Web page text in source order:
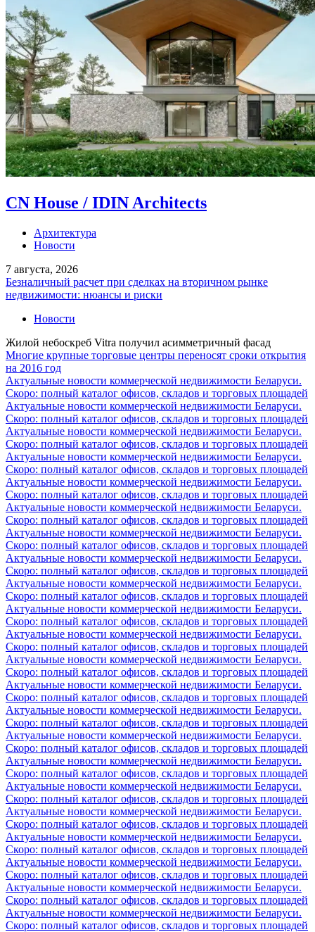
CN House / IDIN Architects
Архитектура
Новости
7 августа, 2026
Безналичный расчет при сделках на вторичном рынке
недвижимости: нюансы и риски
Новости
Жилой небоскреб Vitra получил асимметричный фасад
Многие крупные торговые центры переносят сроки открытия
на 2016 год
Актуальные новости коммерческой недвижимости Беларуси.
Скоро: полный каталог офисов, складов и торговых площадей
Актуальные новости коммерческой недвижимости Беларуси.
Скоро: полный каталог офисов, складов и торговых площадей
Актуальные новости коммерческой недвижимости Беларуси.
Скоро: полный каталог офисов, складов и торговых площадей
Актуальные новости коммерческой недвижимости Беларуси.
Скоро: полный каталог офисов, складов и торговых площадей
Актуальные новости коммерческой недвижимости Беларуси.
Скоро: полный каталог офисов, складов и торговых площадей
Актуальные новости коммерческой недвижимости Беларуси.
Скоро: полный каталог офисов, складов и торговых площадей
Актуальные новости коммерческой недвижимости Беларуси.
Скоро: полный каталог офисов, складов и торговых площадей
Актуальные новости коммерческой недвижимости Беларуси.
Скоро: полный каталог офисов, складов и торговых площадей
Актуальные новости коммерческой недвижимости Беларуси.
Скоро: полный каталог офисов, складов и торговых площадей
Актуальные новости коммерческой недвижимости Беларуси.
Скоро: полный каталог офисов, складов и торговых площадей
Актуальные новости коммерческой недвижимости Беларуси.
Скоро: полный каталог офисов, складов и торговых площадей
Актуальные новости коммерческой недвижимости Беларуси.
Скоро: полный каталог офисов, складов и торговых площадей
Актуальные новости коммерческой недвижимости Беларуси.
Скоро: полный каталог офисов, складов и торговых площадей
Актуальные новости коммерческой недвижимости Беларуси.
Скоро: полный каталог офисов, складов и торговых площадей
Актуальные новости коммерческой недвижимости Беларуси.
Скоро: полный каталог офисов, складов и торговых площадей
Актуальные новости коммерческой недвижимости Беларуси.
Скоро: полный каталог офисов, складов и торговых площадей
Актуальные новости коммерческой недвижимости Беларуси.
Скоро: полный каталог офисов, складов и торговых площадей
Актуальные новости коммерческой недвижимости Беларуси.
Скоро: полный каталог офисов, складов и торговых площадей
Актуальные новости коммерческой недвижимости Беларуси.
Скоро: полный каталог офисов, складов и торговых площадей
Актуальные новости коммерческой недвижимости Беларуси.
Скоро: полный каталог офисов, складов и торговых площадей
Актуальные новости коммерческой недвижимости Беларуси.
Скоро: полный каталог офисов, складов и торговых площадей
Актуальные новости коммерческой недвижимости Беларуси.
Скоро: полный каталог офисов, складов и торговых площадей